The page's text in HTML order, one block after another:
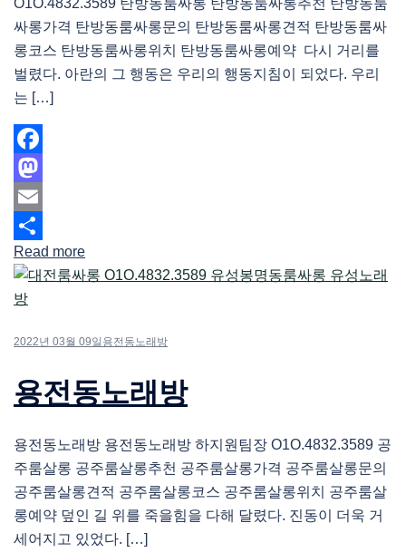
O1O.4832.3589 탄방동룸싸롱 탄방동룸싸롱추천 탄방동룸
싸롱가격 탄방동룸싸롱문의 탄방동룸싸롱견적 탄방동룸싸
롱코스 탄방동룸싸롱위치 탄방동룸싸롱예약 다시 거리를
벌렸다. 아란의 그 행동은 우리의 행동지침이 되었다. 우리
는 […]
Facebook
Mastodon
Email
Share
Read more
2022년 03월 09일 용전동노래방
용전동노래방
용전동노래방 용전동노래방 하지원팀장 O1O.4832.3589 공
주룸살롱 공주룸살롱추천 공주룸살롱가격 공주룸살롱문의
공주룸살롱견적 공주룸살롱코스 공주룸살롱위치 공주룸살
롱예약 덮인 길 위를 죽을힘을 다해 달렸다. 진동이 더욱 거
세어지고 있었다. […]